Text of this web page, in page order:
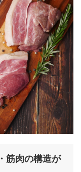
筋肉の構造が